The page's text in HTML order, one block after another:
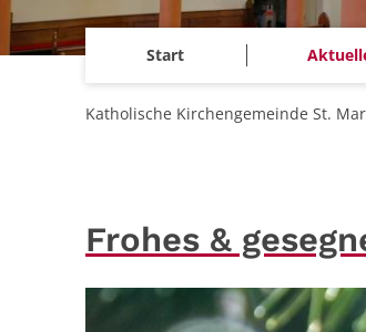
Start
Katholische Kirchengemeinde St.
Frohes &